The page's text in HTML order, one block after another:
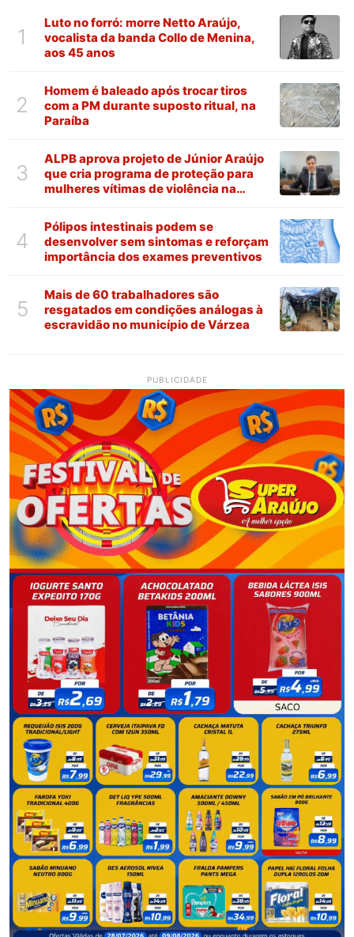
1
Luto no forró: morre Netto Araújo,
vocalista da banda Collo de Menina,
aos 45 anos
2
Homem é baleado após trocar tiros
com a PM durante suposto ritual, na
Paraíba
3
ALPB aprova projeto de Júnior Araújo
que cria programa de proteção para
mulheres vítimas de violência na
4
Pólipos intestinais podem se
desenvolver sem sintomas e reforçam
importância dos exames preventivos
5
Mais de 60 trabalhadores são
resgatados em condições análogas à
escravidão no município de Várzea
PUBLICIDADE